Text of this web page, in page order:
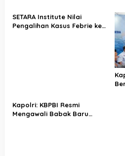
SETARA Institute Nilai
Pengalihan Kasus Febrie ke
Kapolri: KBPBI Resmi
Mengawali Babak Baru